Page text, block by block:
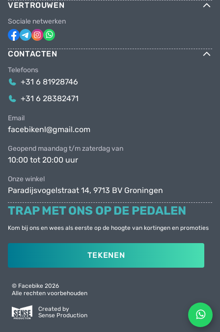
VERTROUWEN
Sociale netwerken
CONTACTEN
Telefoons
+31 6 81928746
+31 6 28382471
Email
facebikenl@gmail.com
Geopend maandag t/m zaterdag van
10:00 tot 20:00 uur
Onze winkel
Paradijsvogelstraat 14, 9713 BV Groningen
TRAP MET ONS OP DE PEDALEN
Kom bij ons en wees als eerste op de hoogte van kortingen en promoties
TEKENEN
© Facebike 2026
Alle rechten voorbehouden
Created by
Sense Production